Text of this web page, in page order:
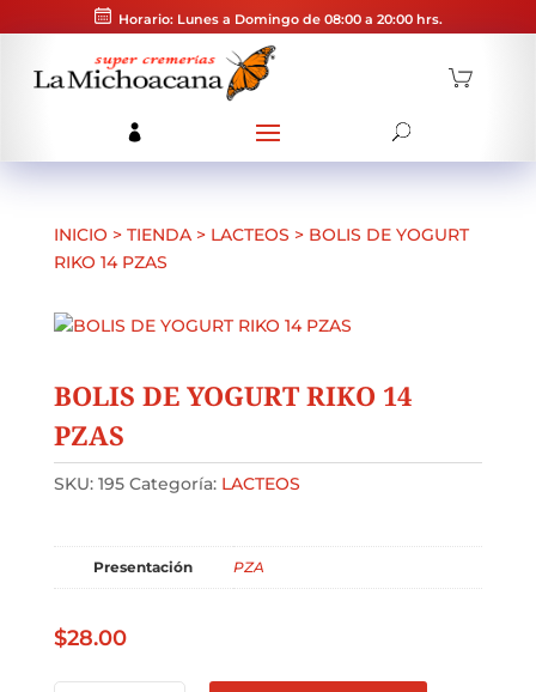
Horario: Lunes a Domingo de 08:00 a 20:00 hrs.
INICIO > TIENDA> LACTEOS > BOLIS DE YOGURT
RIKO 14 PZAS
BOLIS DE YOGURT RIKO 14
PZAS
SKU: 195 Categoría: LACTEOS
Presentación PZA
$28.00